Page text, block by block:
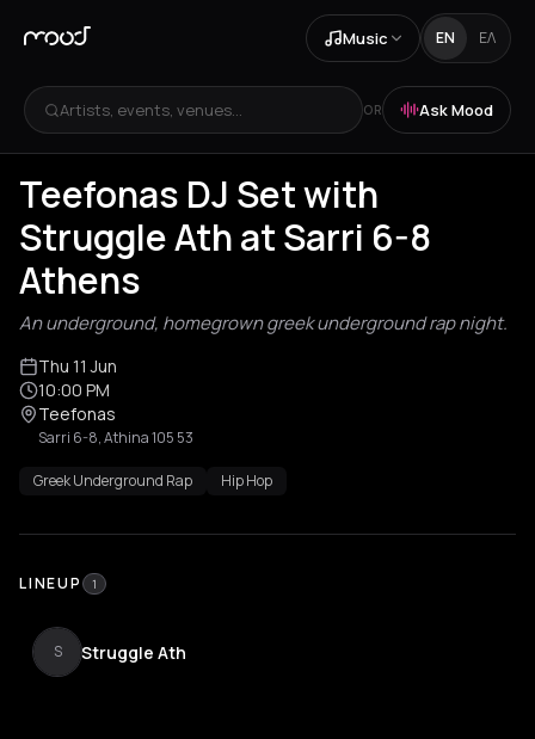
Music EN ΕΛ
Artists, events, venues... OR Ask Mood
Teefonas DJ Set with
Struggle Ath at Sarri 6-8
Athens
An underground, homegrown greek underground rap night.
Thu 11 Jun
10:00 PM
Teefonas
Sarri 6-8, Athina 105 53
Greek Underground Rap Hip Hop
LINEUP 1
S Struggle Ath